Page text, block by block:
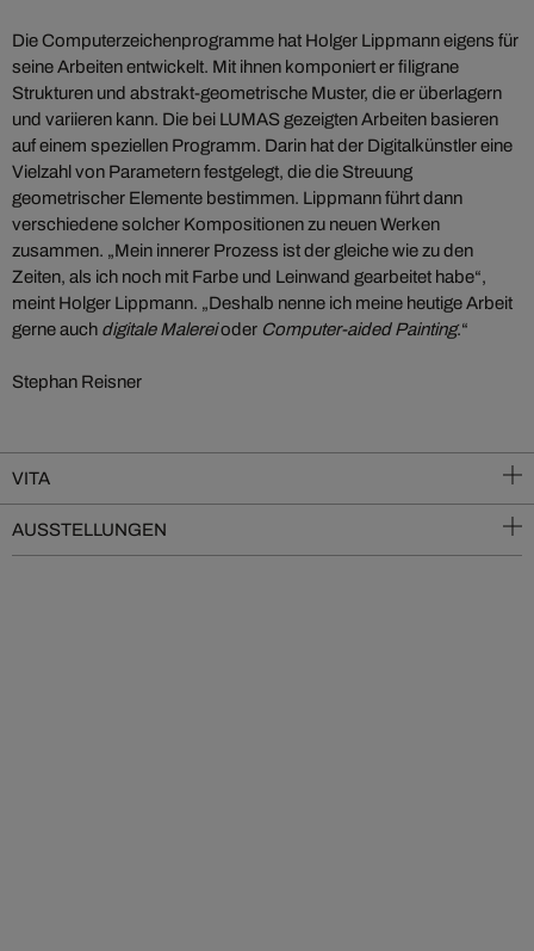
Die Computerzeichenprogramme hat Holger Lippmann eigens für
seine Arbeiten entwickelt. Mit ihnen komponiert er filigrane
Strukturen und abstrakt-geometrische Muster, die er überlagern
und variieren kann. Die bei LUMAS gezeigten Arbeiten basieren
auf einem speziellen Programm. Darin hat der Digitalkünstler eine
Vielzahl von Parametern festgelegt, die die Streuung
geometrischer Elemente bestimmen. Lippmann führt dann
verschiedene solcher Kompositionen zu neuen Werken
zusammen. „Mein innerer Prozess ist der gleiche wie zu den
Zeiten, als ich noch mit Farbe und Leinwand gearbeitet habe“,
meint Holger Lippmann. „Deshalb nenne ich meine heutige Arbeit
gerne auch digitale Malereioder Computer-aided Painting.“
Stephan Reisner
VITA
AUSSTELLUNGEN